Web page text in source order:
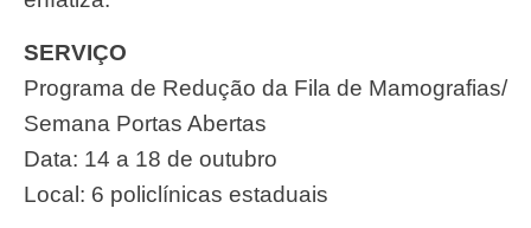
SERVIÇO
Programa de Redução da Fila de Mamografias/
Semana Portas Abertas
Data: 14 a 18 de outubro
Local: 6 policlínicas estaduais